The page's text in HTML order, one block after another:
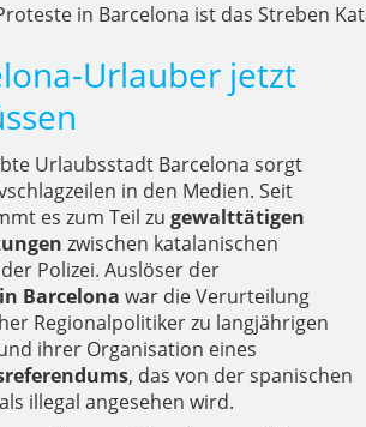
in Barcelona ist das Streben
Urlauber jetzt
Urlaubsstadt Barcelona sorgt
in den Medien. Seit
es zum Teil zu gewalttätigen
zwischen katalanischen
Polizei. Auslöser der
Barcelona war die Verurteilung
Regionalpolitiker zu langjährigen
ihrer Organisation eines
, das von der spanischen
illegal angesehen wird.